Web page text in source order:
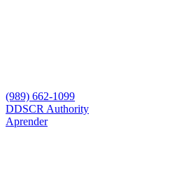
(989) 662-1099
DDSCR Authority
Aprender